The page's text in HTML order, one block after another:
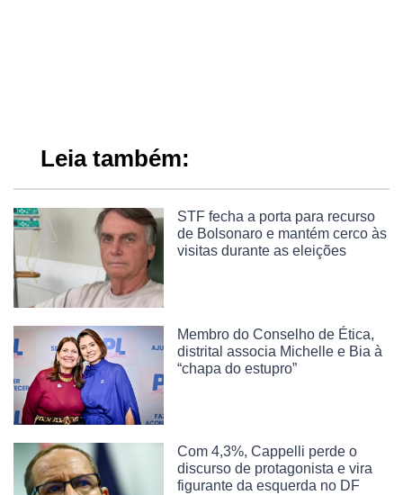
Leia também:
STF fecha a porta para recurso
de Bolsonaro e mantém cerco às
visitas durante as eleições
Membro do Conselho de Ética,
distrital associa Michelle e Bia à
“chapa do estupro”
Com 4,3%, Cappelli perde o
discurso de protagonista e vira
figurante da esquerda no DF